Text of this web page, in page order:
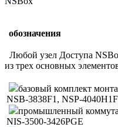
обозначения
Любой узел Доступа
из трех основных
базовый комплект
NSB-3838F1, NSP-
промышленный
NIS-3500-3426PGE